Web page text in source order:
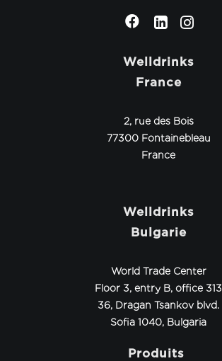
Welldrinks
France
2, rue des Bois
77300 Fontainebleau
France
Welldrinks
Bulgarie
World Trade Center
Floor 3, entry B, office 313
36, Dragan Tsankov blvd.
Sofia 1040, Bulgaria
Produits